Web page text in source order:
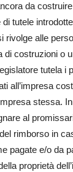
da
tutele
rivolge alle
di costruzioni o
tutela i
all’impresa
stessa.
al
rimborso in
pagate e/o da
proprietà